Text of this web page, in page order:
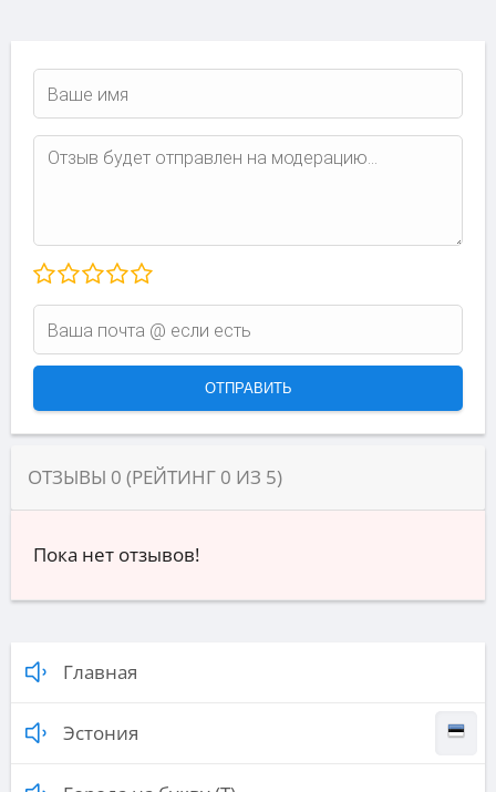
ОТЗЫВЫ 0 (РЕЙТИНГ 0 ИЗ 5)
Пока нет отзывов!
Главная
Эстония